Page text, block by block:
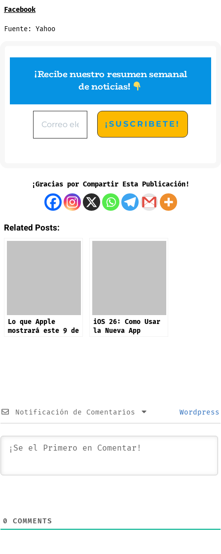
Facebook
Fuente: Yahoo
¡Recibe nuestro resumen semanal
de noticias!
¡Gracias por Compartir Esta Publicación!
Related Posts:
Lo que Apple
mostrará este 9 de
iOS 26: Como Usar
la Nueva App
Notificación de Comentarios Wordpress
0 COMMENTS